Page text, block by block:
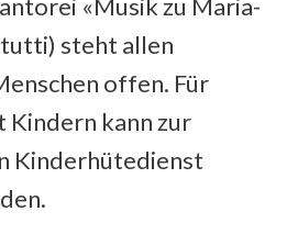
«Musik zu Maria-
steht allen
offen. Für
Kindern kann zur
Kinderhütedienst